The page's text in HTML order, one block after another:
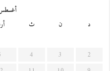
أغسطس
د
ن ث
2
3
4